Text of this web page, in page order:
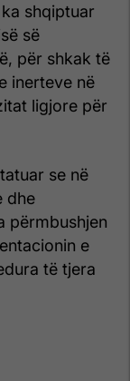
shqiptuar
së
për shkak të
inerteve në
ligjore për
se në
dhe
përmbushjen
e
të tjera